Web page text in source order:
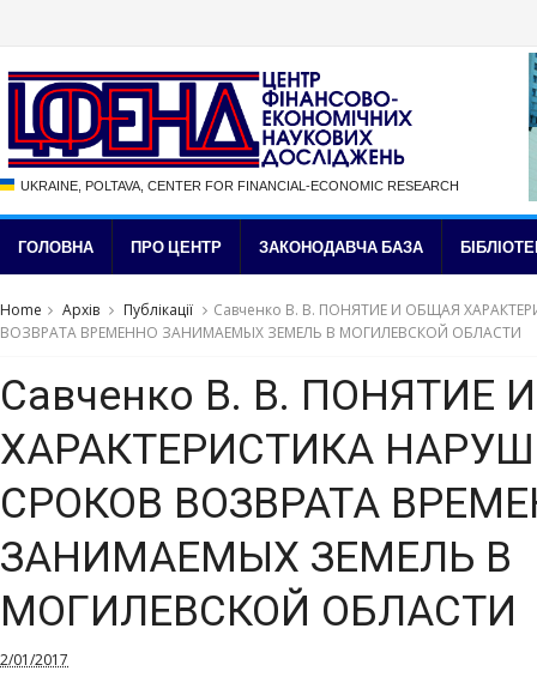
UKRAINE, POLTAVA, CENTER FOR FINANCIAL-ECONOMIC RESEARCH
ГОЛОВНА ПРО ЦЕНТР ЗАКОНОДАВЧА БАЗА
Home Архів Публікації
Савченко В. В. ПОНЯТИЕ И ОБЩАЯ
ВОЗВРАТА ВРЕМЕННО ЗАНИМАЕМЫХ ЗЕМЕЛЬ В МОГИЛЕВСКОЙ ОБЛАСТИ
Савченко В. В. ПОНЯТИЕ
ХАРАКТЕРИСТИКА
СРОКОВ ВОЗВРАТА
ЗАНИМАЕМЫХ ЗЕМЕЛЬ В
МОГИЛЕВСКОЙ ОБЛАСТИ
2/01/2017